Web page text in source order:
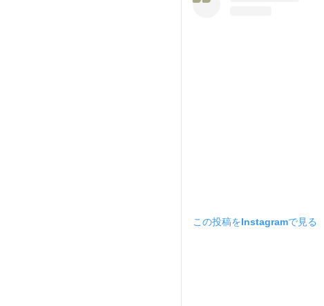
この投稿をInstagramで見る